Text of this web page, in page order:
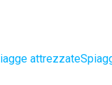
attrezzate